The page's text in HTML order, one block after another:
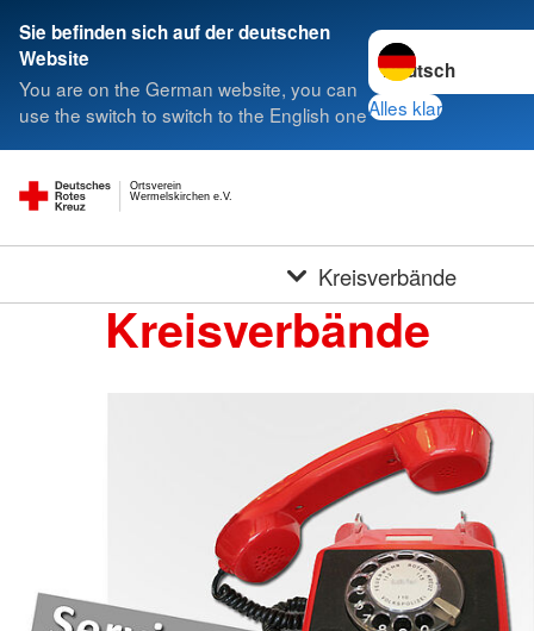
Sie befinden sich auf der deutschen
Website
You are on the German website, you can
use the switch to switch to the English one
Sprache wechseln
Alles klar
Wermelskirchen e.V.
Ortsverein
Kreisverbände
Kreisverbände